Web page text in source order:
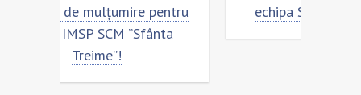
echipa SCM ”Sfânta Treime”